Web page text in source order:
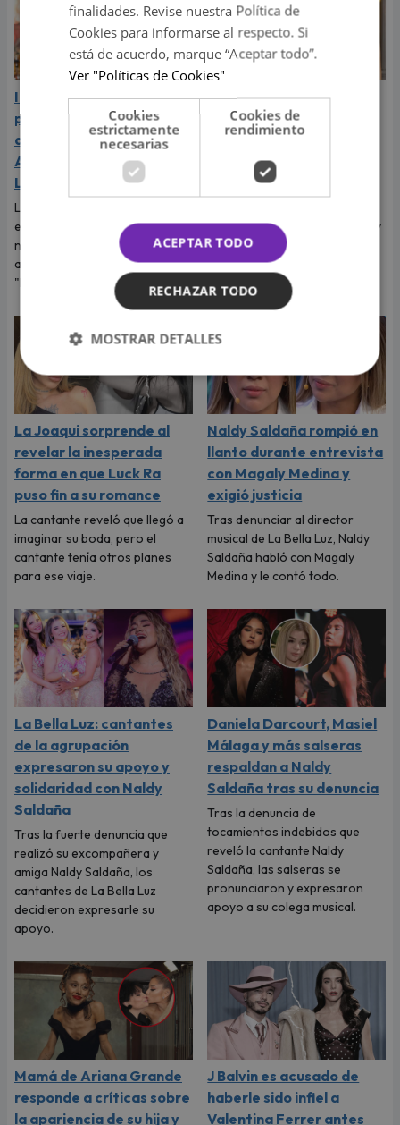
Indy Fontaine estará por
primera vez a Perú para
abrir los conciertos de
Alex Ubago en Arequipa y
Lima
La cantante cubano-
estadounidense debutará en
nuestro país luego del éxito
alcanzado con su sencillo
"Desde que tú no estás".
Shawn Mendes grita su
amor por Bruna
Marquezine, expareja de
Neymar: "Te amo
muchísimo"
palabras a Bruna Marquezine y
dejó claro que vive uno de los
momentos más felices de su
vida.
La Joaqui sorprende al
revelar la inesperada
forma en que Luck Ra
puso fin a su romance
La cantante reveló que llegó a
imaginar su boda, pero el
cantante tenía otros planes
para ese viaje.
Naldy Saldaña rompió en
llanto durante entrevista
con Magaly Medina y
exigió justicia
Tras denunciar al director
musical de La Bella Luz, Naldy
Saldaña habló con Magaly
Medina y le contó todo.
La Bella Luz: cantantes
de la agrupación
expresaron su apoyo y
solidaridad con Naldy
Saldaña
Tras la fuerte denuncia que
realizó su excompañera y
amiga Naldy Saldaña, los
cantantes de La Bella Luz
decidieron expresarle su
apoyo.
Daniela Darcourt, Masiel
Málaga y más salseras
respaldan a Naldy
Saldaña tras su denuncia
Tras la denuncia de
tocamientos indebidos que
reveló la cantante Naldy
Saldaña, las salseras se
pronunciaron y expresaron
apoyo a su colega musical.
Mamá de Ariana Grande
responde a críticas sobre
la apariencia de su hija y
J Balvin es acusado de
haberle sido infiel a
Valentina Ferrer antes
finalidades. Revise nuestra Política de
Cookies para informarse al respecto. Si
está de acuerdo, marque “Aceptar todo”.
Ver "Políticas de Cookies"
Cookies
estrictamente
necesarias
Cookies de
rendimiento
ACEPTAR TODO
RECHAZAR TODO
MOSTRAR DETALLES